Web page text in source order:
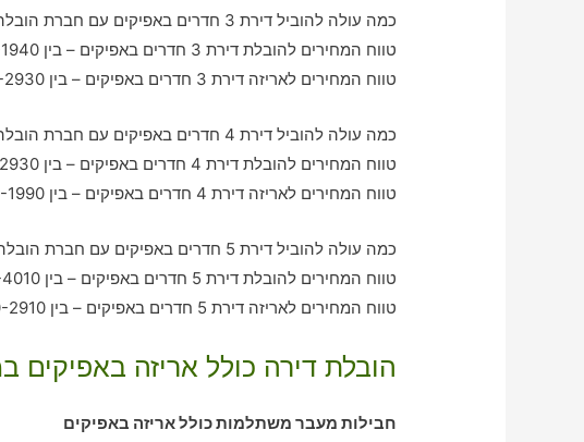
כמה עולה להוביל דירת 3 חדרים באפיקים עם חברת הובלה כולל אריזה?
טווח המחירים להובלת דירת 3 חדרים באפיקים – בין 1020-1940 ש"ח
טווח המחירים לאריזה דירת 3 חדרים באפיקים – בין 1010-2930 ש"ח
כמה עולה להוביל דירת 4 חדרים באפיקים עם חברת הובלה כולל אריזה?
טווח המחירים להובלת דירת 4 חדרים באפיקים – בין 2050-2930 ש"ח
טווח המחירים לאריזה דירת 4 חדרים באפיקים – בין 3340-1990 ש"ח
כמה עולה להוביל דירת 5 חדרים באפיקים עם חברת הובלה כולל אריזה?
טווח המחירים להובלת דירת 5 חדרים באפיקים – בין 3110-4010 ש"ח
טווח המחירים לאריזה דירת 5 חדרים באפיקים – בין 2050-2910 ש"ח
הובלת דירה כולל אריזה באפיקים
חבילות מעבר משתלמות כולל אריזה באפיקים